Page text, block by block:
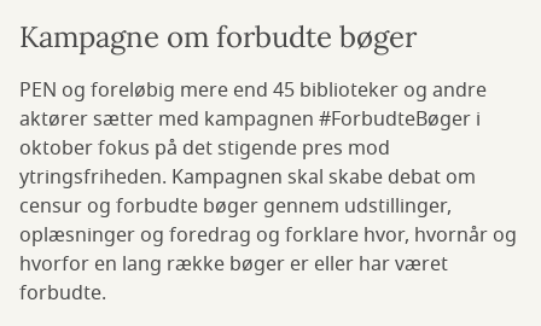
Kampagne om forbudte bøger
PEN og foreløbig mere end 45 biblioteker og andre
aktører sætter med kampagnen #ForbudteBøger i
oktober fokus på det stigende pres mod
ytringsfriheden. Kampagnen skal skabe debat om
censur og forbudte bøger gennem udstillinger,
oplæsninger og foredrag og forklare hvor, hvornår og
hvorfor en lang række bøger er eller har været
forbudte.